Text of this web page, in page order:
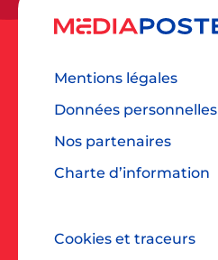
Mentions légales
Données personnelles
Nos partenaires
Charte d’information
Cookies et traceurs